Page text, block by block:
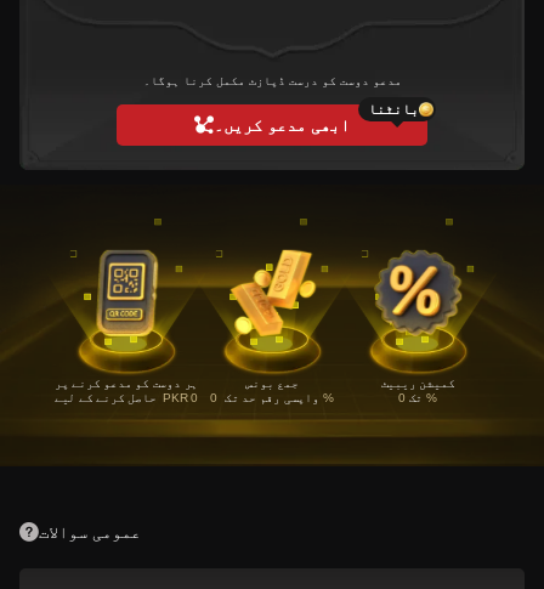
مدعو دوست کو درست ڈپازٹ مکمل کرنا ہوگا۔
ابھی مدعو کریں۔
بانٹنا
ہر دوست کو مدعو کرنے پر
حاصل کرنے کے لیےPKR 0
جمع بونس
واپسی رقم حد تک 0 %
کمیشن ریبیٹ
تک 0 %
عمومی سوالات